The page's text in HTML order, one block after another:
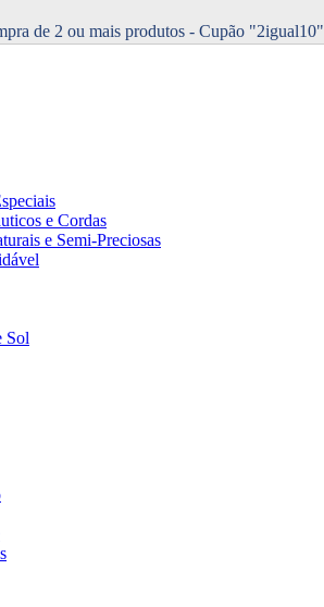
de 2 ou mais produtos - Cupão "2igual10"
e Cordas
e Semi-Preciosas
Sol